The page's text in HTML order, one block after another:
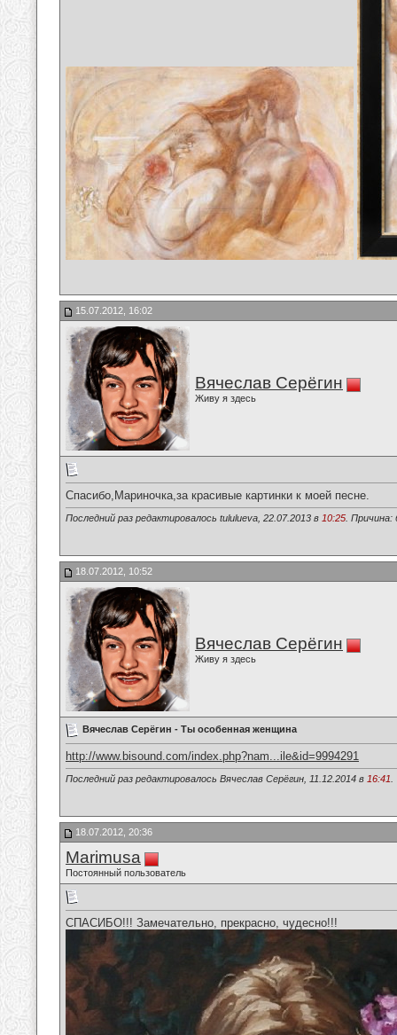
15.07.2012, 16:02
Вячеслав Серёгин
Живу я здесь
Спасибо,Мариночка,за красивые картинки к моей песне.
Последний раз редактировалось tululueva, 22.07.2013 в 10:25 .
18.07.2012, 10:52
Вячеслав Серёгин
Живу я здесь
Вячеслав Серёгин - Ты особенная женщина
http://www.bisound.com/index.php?nam...ile&id=9994291
Последний раз редактировалось Вячеслав Серёгин, 11.12.2014 в 16:41
18.07.2012, 20:36
Marimusa
Постоянный пользователь
СПАСИБО!!! Замечательно, прекрасно, чудесно!!!